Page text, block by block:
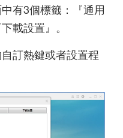
有3個標籤：『通用
載設置』。
訂熱鍵或者設置程